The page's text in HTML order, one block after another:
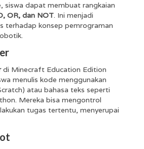
siswa dapat membuat rangkaian
OR, dan NOT. Ini menjadi
terhadap konsep pemrograman
di Minecraft Education Edition
menulis kode menggunakan
atau bahasa teks seperti
Mereka bisa mengontrol
tugas tertentu, menyerupai